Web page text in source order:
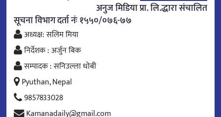
अनुज मिडिया प्रा. लि.द्धारा संचालित
सूचना विभाग दर्ता नंः १५५०/०७६-७७
अध्यक्ष: सलिम मिया
निर्देशक : अर्जुन बिक
सम्पादक : सनिउल्ला धोबी
Pyuthan, Nepal
9857833028
Kamanadaily@gmail.com